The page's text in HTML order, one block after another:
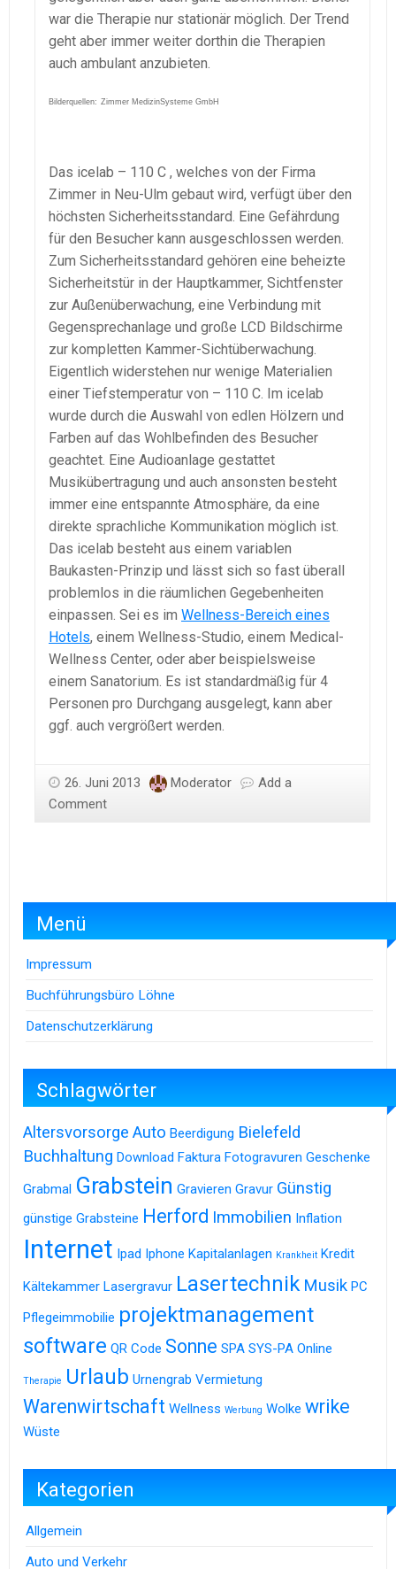
war die Therapie nur stationär möglich. Der Trend
geht aber immer weiter dorthin die Therapien
auch ambulant anzubieten.
Bilderquellen: Zimmer MedizinSysteme GmbH
Das icelab – 110 C , welches von der Firma
Zimmer in Neu-Ulm gebaut wird, verfügt über den
höchsten Sicherheitsstandard. Eine Gefährdung
für den Besucher kann ausgeschlossen werden.
Zum Sicherheitsstandard gehören eine beheizte
Sicherheitstür in der Hauptkammer, Sichtfenster
zur Außenüberwachung, eine Verbindung mit
Gegensprechanlage und große LCD Bildschirme
zur kompletten Kammer-Sichtüberwachung.
Eigentlich widerstehen nur wenige Materialien
einer Tiefstemperatur von – 110 C. Im icelab
wurde durch die Auswahl von edlen Hölzern und
Farben auf das Wohlbefinden des Besucher
geachtet. Eine Audioanlage gestattet
Musikübertragung und auch ansonsten besteht
immer eine entspannte Atmosphäre, da eine
direkte sprachliche Kommunikation möglich ist.
Das icelab besteht aus einem variablen
Baukasten-Prinzip und lässt sich so fast überall
problemlos in die räumlichen Gegebenheiten
einpassen. Sei es im Wellness-Bereich eines
Hotels, einem Wellness-Studio, einem Medical-
Wellness Center, oder aber beispielsweise
einem Sanatorium. Es ist standardmäßig für 4
Personen pro Durchgang ausgelegt, kann aber
ggf. auch vergrößert werden.
26. Juni 2013 Moderator
Add a
Comment
Menü
Impressum
Buchführungsbüro Löhne
Datenschutzerklärung
Schlagwörter
Altersvorsorge Auto Beerdigung Bielefeld
Buchhaltung Download Faktura Fotogravuren Geschenke
Grabmal Grabstein Gravieren Gravur Günstig
günstige Grabsteine Herford Immobilien Inflation
Internet Ipad Iphone Kapitalanlagen Krankheit Kredit
Kältekammer Lasergravur Lasertechnik Musik PC
Pflegeimmobilie projektmanagement
software QR Code Sonne SPA SYS-PA Online
Therapie Urlaub Urnengrab Vermietung
Warenwirtschaft Wellness Werbung Wolke wrike
Wüste
Kategorien
Allgemein
Auto und Verkehr